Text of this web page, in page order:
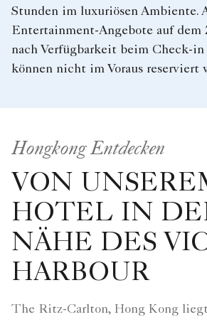
Stunden im luxuriösen Ambiente.
Entertainment-Angebote auf dem
nach Verfügbarkeit beim Check-
können nicht im Voraus reserviert
Hongkong Entdecken
VON
HOTEL IN
NÄHE DES
HARBOUR
The Ritz-Carlton, Hong Kong